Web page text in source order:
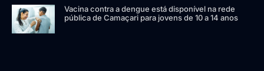
Vacina contra a dengue está disponível na rede
pública de Camaçari para jovens de 10 a 14 anos